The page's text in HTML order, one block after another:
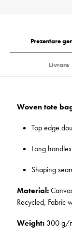
Prezentare
Livrare
Woven tote
Top edge
Long
Shaping
Material:
Recycled, Fabric
Weight: 300 g/